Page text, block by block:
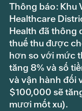
Thông báo: Khu
Healthcare
Health đã thông
thuế thu được
hơn so với mức
tăng 8% và số
và vận hành đối
$100,000 sẽ
mươi mốt xu).